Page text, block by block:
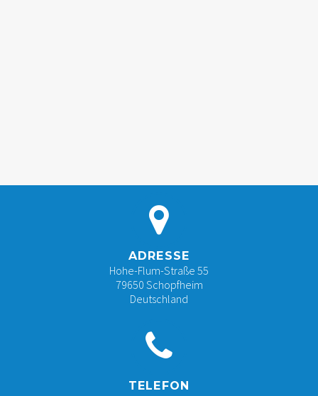


ADRESSE
Hohe-Flum-Straße 55
79650 Schopfheim
Deutschland


TELEFON